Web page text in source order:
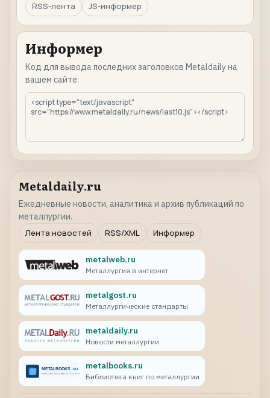
RSS-лента
JS-информер
Информер
Код для вывода последних заголовков Metaldaily на
вашем сайте.
Metaldaily.ru
Ежедневные новости, аналитика и архив публикаций по
металлургии.
Лента новостей
RSS/XML Информер
metalweb.ru
Металлургия в интернет
metalgost.ru
Металлургические стандарты
metaldaily.ru
Новости металлургии
metalbooks.ru
Библиотека книг по металлургии